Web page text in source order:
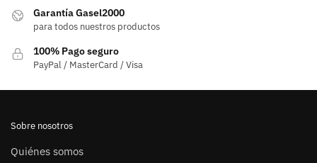
Garantía Gasel2000
para todos nuestros productos
100% Pago seguro
PayPal / MasterCard / Visa
Sobre nosotros
Quiénes somos